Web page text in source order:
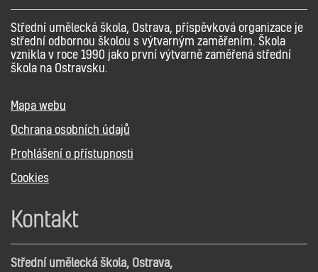
Střední umělecká škola, Ostrava, příspěvková organizace je
střední odbornou školou s výtvarným zaměřením. Škola
vznikla v roce 1990 jako první výtvarně zaměřená střední
škola na Ostravsku.
Mapa webu
Ochrana osobních údajů
Prohlášení o přístupnosti
Cookies
Kontakt
Střední umělecká škola, Ostrava,